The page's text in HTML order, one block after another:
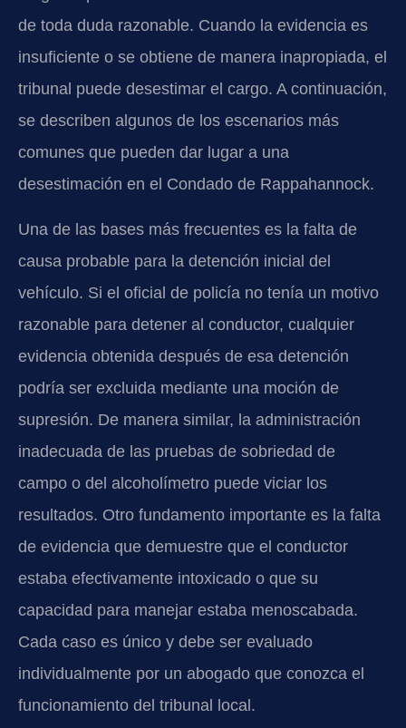
de toda duda razonable. Cuando la evidencia es
insuficiente o se obtiene de manera inapropiada, el
tribunal puede desestimar el cargo. A continuación,
se describen algunos de los escenarios más
comunes que pueden dar lugar a una
desestimación en el Condado de Rappahannock.
Una de las bases más frecuentes es la falta de
causa probable para la detención inicial del
vehículo. Si el oficial de policía no tenía un motivo
razonable para detener al conductor, cualquier
evidencia obtenida después de esa detención
podría ser excluida mediante una moción de
supresión. De manera similar, la administración
inadecuada de las pruebas de sobriedad de
campo o del alcoholímetro puede viciar los
resultados. Otro fundamento importante es la falta
de evidencia que demuestre que el conductor
estaba efectivamente intoxicado o que su
capacidad para manejar estaba menoscabada.
Cada caso es único y debe ser evaluado
individualmente por un abogado que conozca el
funcionamiento del tribunal local.